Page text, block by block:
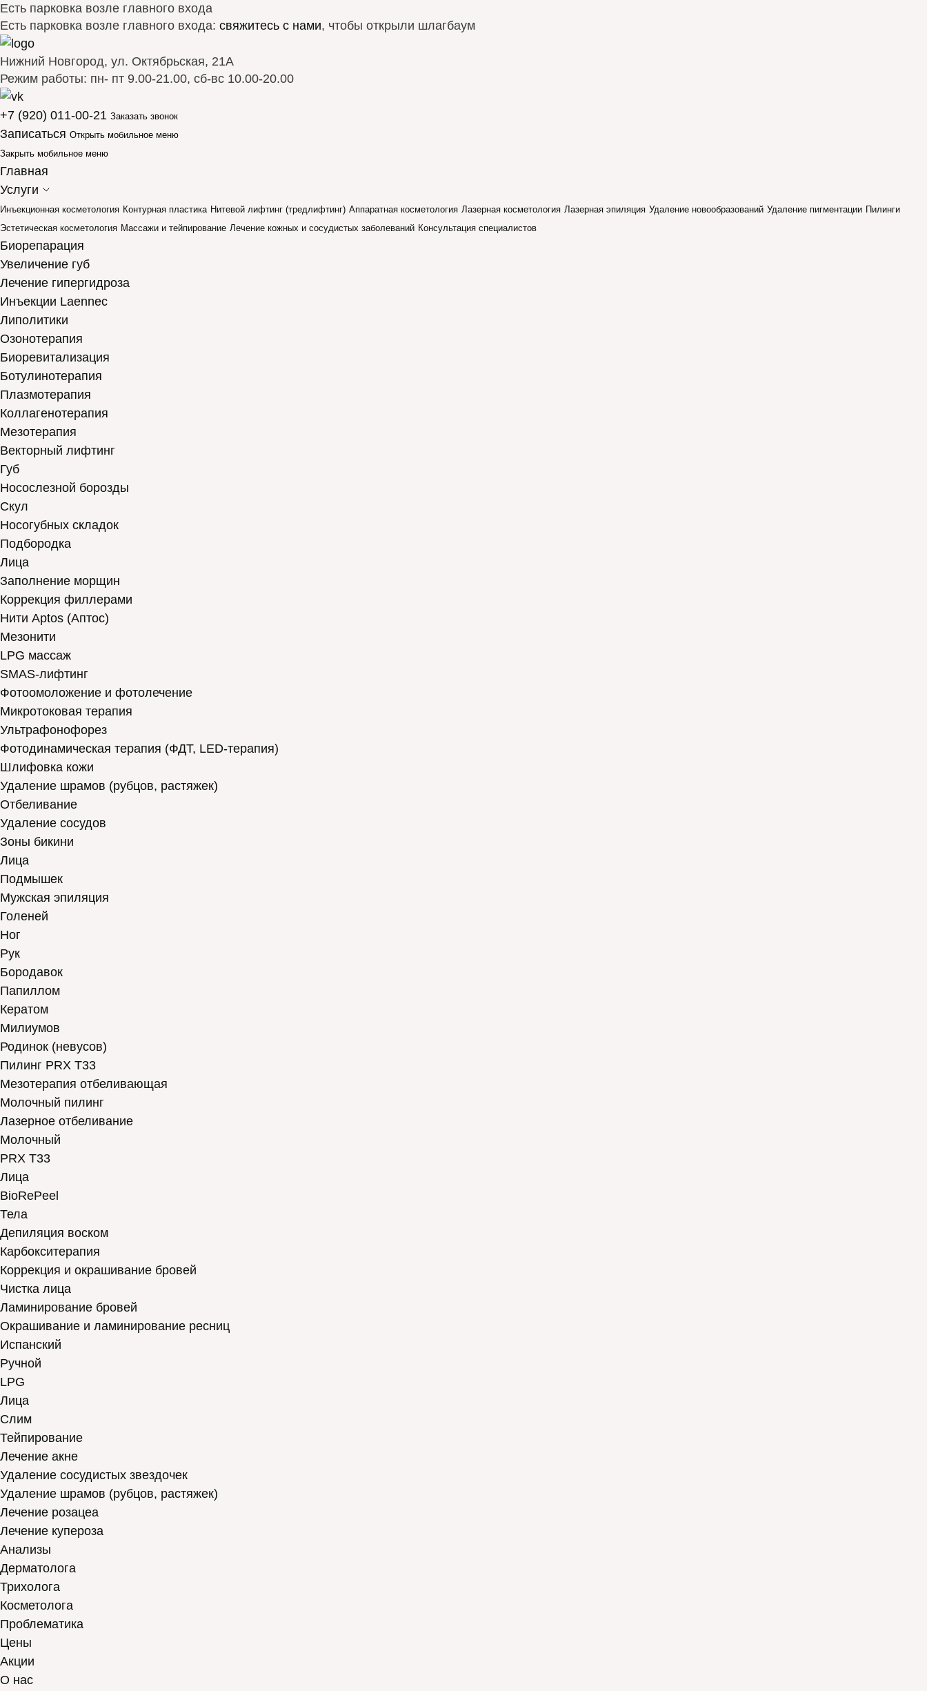
Есть парковка возле главного входа
Есть парковка возле главного входа: свяжитесь с нами, чтобы открыли шлагбаум
Нижний Новгород, ул. Октябрьская, 21А
Режим работы: пн- пт 9.00-21.00, сб-вс 10.00-20.00
+7 (920) 011-00-21 Заказать звонок
Записаться Открыть мобильное меню
Закрыть мобильное меню
Главная
Услуги
Инъекционная косметология Контурная пластика Нитевой лифтинг (тредлифтинг) Аппаратная косметология Лазерная косметология Лазерная эпиляция Удаление новообразований Удаление пигментации Пилинги
Эстетическая косметология Массажи и тейпирование Лечение кожных и сосудистых заболеваний Консультация специалистов
Биорепарация
Увеличение губ
Лечение гипергидроза
Инъекции Laennec
Липолитики
Озонотерапия
Биоревитализация
Ботулинотерапия
Плазмотерапия
Коллагенотерапия
Мезотерапия
Векторный лифтинг
Губ
Носослезной борозды
Скул
Носогубных складок
Подбородка
Лица
Заполнение морщин
Коррекция филлерами
Нити Aptos (Аптос)
Мезонити
LPG массаж
SMAS-лифтинг
Фотоомоложение и фотолечение
Микротоковая терапия
Ультрафонофорез
Фотодинамическая терапия (ФДТ, LED-терапия)
Шлифовка кожи
Удаление шрамов (рубцов, растяжек)
Отбеливание
Удаление сосудов
Зоны бикини
Лица
Подмышек
Мужская эпиляция
Голеней
Ног
Рук
Бородавок
Папиллом
Кератом
Милиумов
Родинок (невусов)
Пилинг PRX T33
Мезотерапия отбеливающая
Молочный пилинг
Лазерное отбеливание
Молочный
PRX T33
Лица
BioRePeel
Тела
Депиляция воском
Карбокситерапия
Коррекция и окрашивание бровей
Чистка лица
Ламинирование бровей
Окрашивание и ламинирование ресниц
Испанский
Ручной
LPG
Лица
Слим
Тейпирование
Лечение акне
Удаление сосудистых звездочек
Удаление шрамов (рубцов, растяжек)
Лечение розацеа
Лечение купероза
Анализы
Дерматолога
Трихолога
Косметолога
Проблематика
Цены
Акции
О нас